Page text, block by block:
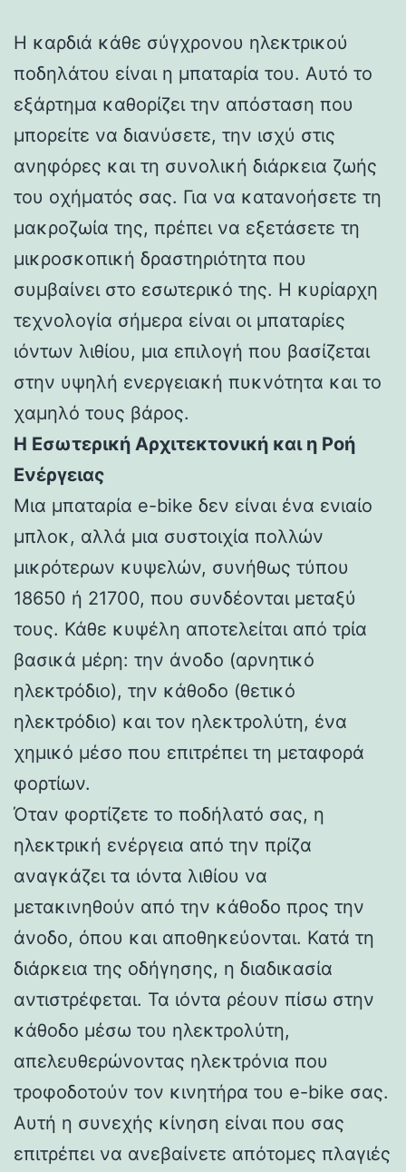
Η καρδιά κάθε σύγχρονου ηλεκτρικού
ποδηλάτου είναι η μπαταρία του. Αυτό το
εξάρτημα καθορίζει την απόσταση που
μπορείτε να διανύσετε, την ισχύ στις
ανηφόρες και τη συνολική διάρκεια ζωής
του οχήματός σας. Για να κατανοήσετε τη
μακροζωία της, πρέπει να εξετάσετε τη
μικροσκοπική δραστηριότητα που
συμβαίνει στο εσωτερικό της. Η κυρίαρχη
τεχνολογία σήμερα είναι οι μπαταρίες
ιόντων λιθίου, μια επιλογή που βασίζεται
στην υψηλή ενεργειακή πυκνότητα και το
χαμηλό τους βάρος.
Η Εσωτερική Αρχιτεκτονική και η Ροή
Ενέργειας
Μια μπαταρία e-bike δεν είναι ένα ενιαίο
μπλοκ, αλλά μια συστοιχία πολλών
μικρότερων κυψελών, συνήθως τύπου
18650 ή 21700, που συνδέονται μεταξύ
τους. Κάθε κυψέλη αποτελείται από τρία
βασικά μέρη: την άνοδο (αρνητικό
ηλεκτρόδιο), την κάθοδο (θετικό
ηλεκτρόδιο) και τον ηλεκτρολύτη, ένα
χημικό μέσο που επιτρέπει τη μεταφορά
φορτίων.
Όταν φορτίζετε το ποδήλατό σας, η
ηλεκτρική ενέργεια από την πρίζα
αναγκάζει τα ιόντα λιθίου να
μετακινηθούν από την κάθοδο προς την
άνοδο, όπου και αποθηκεύονται. Κατά τη
διάρκεια της οδήγησης, η διαδικασία
αντιστρέφεται. Τα ιόντα ρέουν πίσω στην
κάθοδο μέσω του ηλεκτρολύτη,
απελευθερώνοντας ηλεκτρόνια που
τροφοδοτούν τον κινητήρα του e-bike σας.
Αυτή η συνεχής κίνηση είναι που σας
επιτρέπει να ανεβαίνετε απότομες πλαγιές